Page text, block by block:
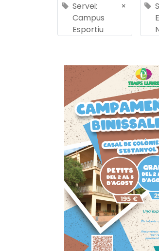
Servei:
Campus
Esportiu
×